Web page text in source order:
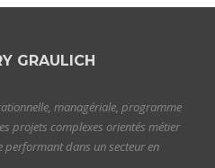
GRAULICH
managériale, programme
projets complexes orientés métier
performant dans un secteur en